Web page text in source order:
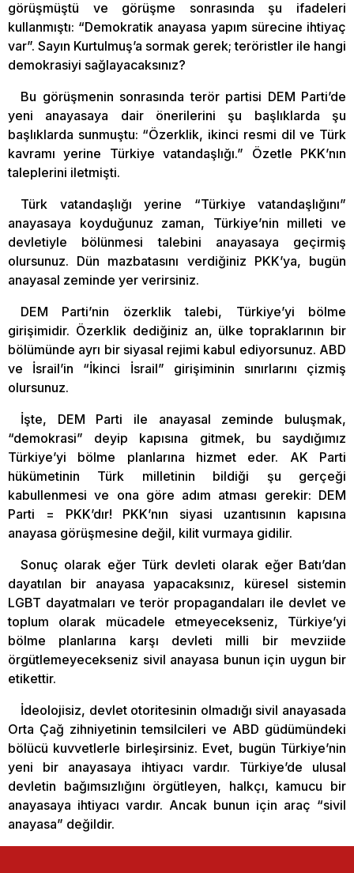
görüşmüştü ve görüşme sonrasında şu ifadeleri
kullanmıştı: “Demokratik anayasa yapım sürecine ihtiyaç
var”. Sayın Kurtulmuş’a sormak gerek; teröristler ile hangi
demokrasiyi sağlayacaksınız?
Bu görüşmenin sonrasında terör partisi DEM Parti’de
yeni anayasaya dair önerilerini şu başlıklarda şu
başlıklarda sunmuştu: “Özerklik, ikinci resmi dil ve Türk
kavramı yerine Türkiye vatandaşlığı.” Özetle PKK’nın
taleplerini iletmişti.
Türk vatandaşlığı yerine “Türkiye vatandaşlığını”
anayasaya koyduğunuz zaman, Türkiye’nin milleti ve
devletiyle bölünmesi talebini anayasaya geçirmiş
olursunuz. Dün mazbatasını verdiğiniz PKK’ya, bugün
anayasal zeminde yer verirsiniz.
DEM Parti’nin özerklik talebi, Türkiye’yi bölme
girişimidir. Özerklik dediğiniz an, ülke topraklarının bir
bölümünde ayrı bir siyasal rejimi kabul ediyorsunuz. ABD
ve İsrail’in “İkinci İsrail” girişiminin sınırlarını çizmiş
olursunuz.
İşte, DEM Parti ile anayasal zeminde buluşmak,
“demokrasi” deyip kapısına gitmek, bu saydığımız
Türkiye’yi bölme planlarına hizmet eder. AK Parti
hükümetinin Türk milletinin bildiği şu gerçeği
kabullenmesi ve ona göre adım atması gerekir: DEM
Parti = PKK’dır! PKK’nın siyasi uzantısının kapısına
anayasa görüşmesine değil, kilit vurmaya gidilir.
Sonuç olarak eğer Türk devleti olarak eğer Batı’dan
dayatılan bir anayasa yapacaksınız, küresel sistemin
LGBT dayatmaları ve terör propagandaları ile devlet ve
toplum olarak mücadele etmeyecekseniz, Türkiye’yi
bölme planlarına karşı devleti milli bir mevziide
örgütlemeyecekseniz sivil anayasa bunun için uygun bir
etikettir.
İdeolojisiz, devlet otoritesinin olmadığı sivil anayasada
Orta Çağ zihniyetinin temsilcileri ve ABD güdümündeki
bölücü kuvvetlerle birleşirsiniz. Evet, bugün Türkiye’nin
yeni bir anayasaya ihtiyacı vardır. Türkiye’de ulusal
devletin bağımsızlığını örgütleyen, halkçı, kamucu bir
anayasaya ihtiyacı vardır. Ancak bunun için araç “sivil
anayasa” değildir.